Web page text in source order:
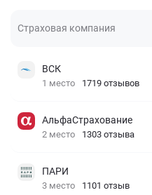
Страховая компания
ВСК
1 место 1719 отзывов
АльфаСтрахование
2 место 1303 отзыва
ПАРИ
3 место 1101 отзыв